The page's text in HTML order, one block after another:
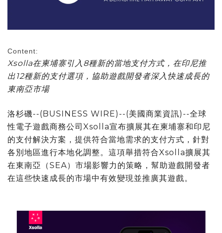
Content:
Xsolla在柬埔寨引入8種新的當地支付方式，在印尼推
出12種新的支付選項，協助遊戲開發者深入快速成長的
東南亞市場
洛杉磯--(BUSINESS WIRE)--(美國商業資訊)--全球
性電子遊戲商務公司Xsolla宣布擴展其在柬埔寨和印尼
的支付解決方案，提供符合當地需求的支付方式，針對
各別地區進行本地化調整。這項舉措符合Xsolla擴展其
在東南亞（SEA）市場影響力的策略，幫助遊戲開發者
在這些快速成長的市場中有效變現並推廣其遊戲。